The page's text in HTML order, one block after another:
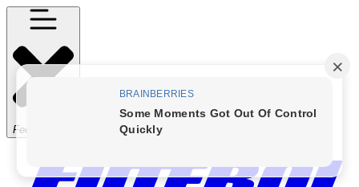
Fechar Menu